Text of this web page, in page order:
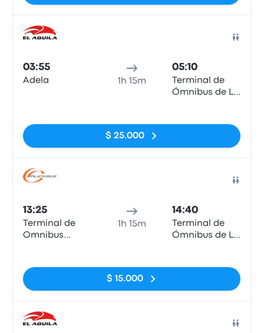
03:55
Adela 1h 15m
05:10
Terminal de
Ómnibus de La
$ 25.000
13:25
Terminal de
Omnibus
1h 15m
14:40
Terminal de
Ómnibus de La
$ 15.000